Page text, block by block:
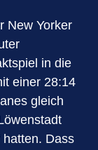
New Yorker
in die
einer 28:14
gleich
hatten. Dass